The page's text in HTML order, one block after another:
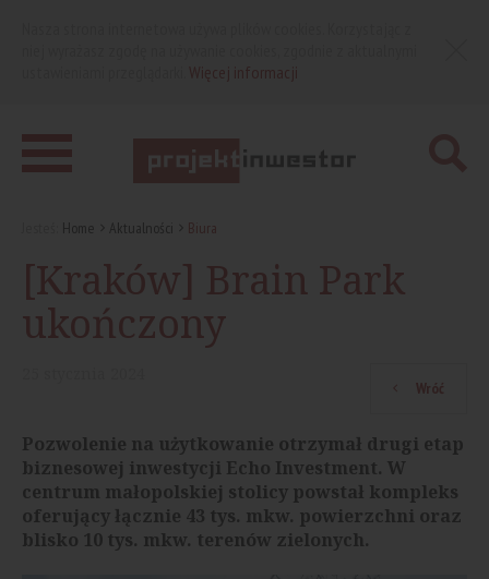
Home Aktualności Biura
[Kraków] Brain Park
ukończony
Wróć
Pozwolenie na użytkowanie otrzymał drugi etap
biznesowej inwestycji Echo Investment. W
centrum małopolskiej stolicy powstał kompleks
oferujący łącznie 43 tys. mkw. powierzchni oraz
blisko 10 tys. mkw. terenów zielonych.